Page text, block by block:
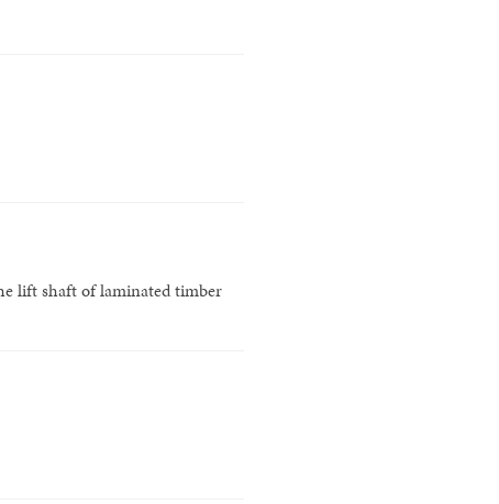
lift shaft of laminated timber